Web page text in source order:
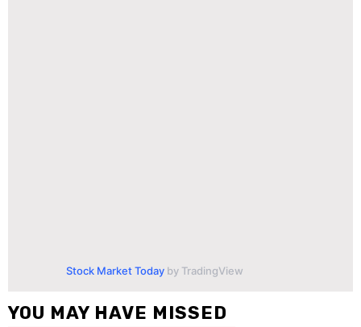
Stock Market Today by TradingView
YOU MAY HAVE MISSED